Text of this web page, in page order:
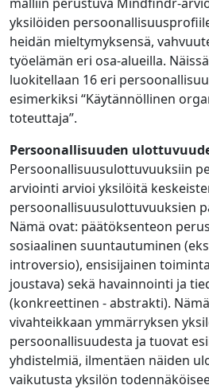
yksilöiden
heidän mieltymyksensä,
työelämän eri osa-alueilla.
luokitellaan 16 eri
esimerkiksi “Käytännöllinen
toteuttaja”.
Persoonallisuuden
Persoonallisuusulottuvuuksiin
arviointi arvioi yksilöitä
persoonallisuusulottuvuuksien
Nämä ovat: päätöksenteon
sosiaalinen suuntautuminen
introversio), ensisijainen
joustava) sekä havainnointi ja
(konkreettinen - abstrakti).
vivahteikkaan ymmärryksen
persoonallisuudesta ja tuovat
yhdistelmiä, ilmentäen näiden
vaikutusta yksilön